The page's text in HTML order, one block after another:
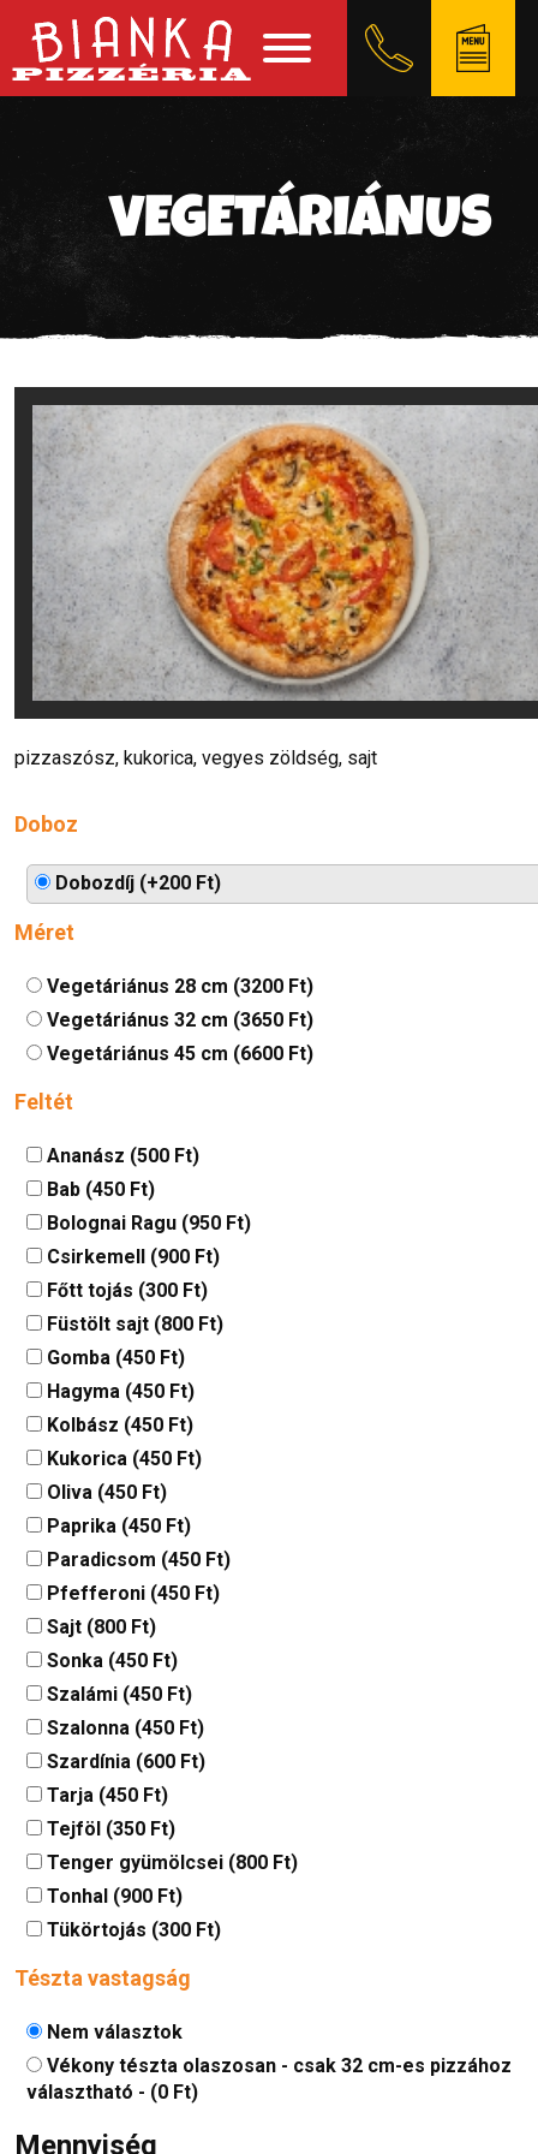
VEGETÁRIÁNUS
pizzaszósz, kukorica, vegyes zöldség, sajt
Doboz
Dobozdíj (+200 Ft)
Méret
Vegetáriánus 28 cm (3200 Ft)
Vegetáriánus 32 cm (3650 Ft)
Vegetáriánus 45 cm (6600 Ft)
Feltét
Ananász (500 Ft)
Bab (450 Ft)
Bolognai Ragu (950 Ft)
Csirkemell (900 Ft)
Főtt tojás (300 Ft)
Füstölt sajt (800 Ft)
Gomba (450 Ft)
Hagyma (450 Ft)
Kolbász (450 Ft)
Kukorica (450 Ft)
Oliva (450 Ft)
Paprika (450 Ft)
Paradicsom (450 Ft)
Pfefferoni (450 Ft)
Sajt (800 Ft)
Sonka (450 Ft)
Szalámi (450 Ft)
Szalonna (450 Ft)
Szardínia (600 Ft)
Tarja (450 Ft)
Tejföl (350 Ft)
Tenger gyümölcsei (800 Ft)
Tonhal (900 Ft)
Tükörtojás (300 Ft)
Tészta vastagság
Nem választok
Vékony tészta olaszosan - csak 32 cm-es pizzához
választható - (0 Ft)
Mennyiség